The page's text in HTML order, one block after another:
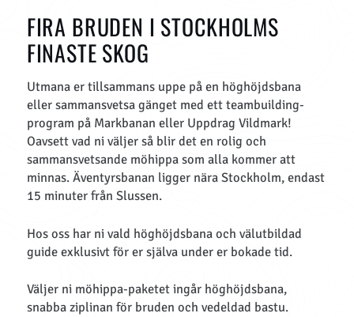
FIRA BRUDEN I STOCKHOLMS
FINASTE SKOG
Utmana er tillsammans uppe på en höghöjdsbana
eller sammansvetsa gänget med ett teambuilding-
program på Markbanan eller Uppdrag Vildmark!
Oavsett vad ni väljer så blir det en rolig och
sammansvetsande möhippa som alla kommer att
minnas. Äventyrsbanan ligger nära Stockholm, endast
15 minuter från Slussen.
Hos oss har ni vald höghöjdsbana och välutbildad
guide exklusivt för er själva under er bokade tid.
Väljer ni möhippa-paketet ingår höghöjdsbana,
snabba ziplinan för bruden och vedeldad bastu.